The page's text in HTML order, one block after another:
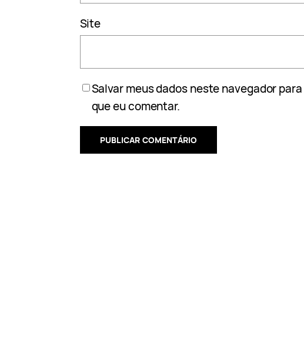
Site
Salvar meus dados neste navegador
que eu comentar.